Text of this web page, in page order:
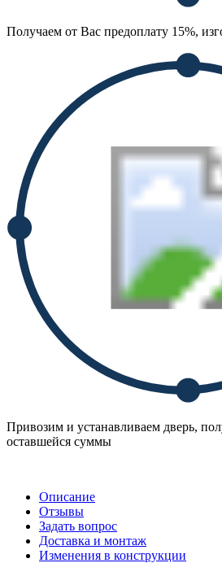
Получаем от Вас предоплату 15%,
Привозим и устанавливаем дверь,
оставшейся суммы
Описание
Отзывы
Задать вопрос
Доставка и монтаж
Изменения в конструкции